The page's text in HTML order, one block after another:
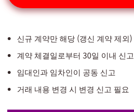
신규 계약만 해당 (갱신 계약 제외)
계약 체결일로부터 30일 이내 신고
임대인과 임차인이 공동 신고
거래 내용 변경 시 변경 신고 필요